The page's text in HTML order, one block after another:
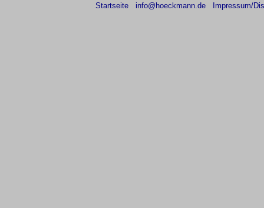
Startseite info@hoeckmann.de Impressum/